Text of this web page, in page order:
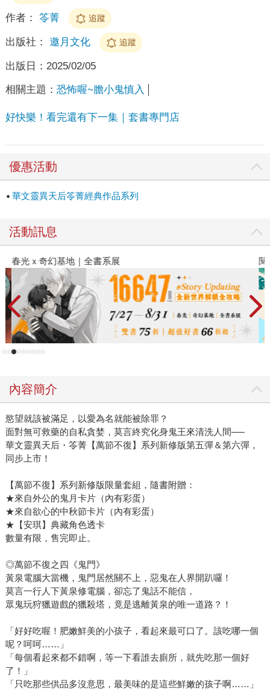
作者： 笭菁 追蹤
出版社： 邀月文化 追蹤
出版日： 2025/02/05
相關主題： 恐怖喔~膽小鬼慎入
好快樂！看完還有下一集｜套書專門店
優惠活動
華文靈異天后笭菁經典作品系列
活動訊息
春光ｘ奇幻基地｜全書系展 閱
內容簡介
慾望就該被滿足，以愛為名就能被除罪？
面對無可救藥的自私貪婪，莫言終究化身鬼王來清洗人間──
華文靈異天后・笭菁【萬節不復】系列新修版第五彈＆第六彈，
同步上市！
【萬節不復】系列新修版限量套組，隨書附贈：
★來自外公的鬼月卡片（內有彩蛋）
★來自欲心的中秋節卡片（內有彩蛋）
★【安琪】典藏角色透卡
數量有限，售完即止。
◎萬節不復之四《鬼門》
黃泉電腦大當機，鬼門居然關不上，惡鬼在人界開趴囉！
莫言一行人下黃泉修電腦，卻忘了鬼話不能信，
眾鬼玩狩獵遊戲的獵殺塔，竟是逃離黃泉的唯一道路？！
「好好吃喔！肥嫩鮮美的小孩子，看起來最可口了。該吃哪一個
呢？呵呵……」
「每個看起來都不錯啊，等一下看誰去廁所，就先吃那一個好
了！」
「只吃那些供品多沒意思，最美味的是這些鮮嫩的孩子啊……」